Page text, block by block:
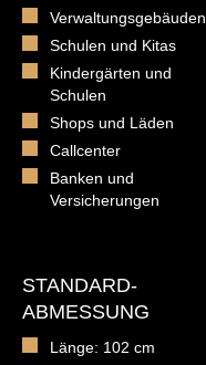
Verwaltungsgebäuden
Schulen und Kitas
Kindergärten und
Schulen
Shops und Läden
Callcenter
Banken und
Versicherungen
STANDARD-
ABMESSUNG
Länge: 102 cm